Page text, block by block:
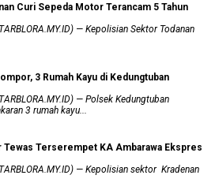
Curi Sepeda Motor Terancam 5 Tahun
— Kepolisian Sektor Todanan
3 Rumah Kayu di Kedungtuban
— Polsek Kedungtuban
3 rumah kayu...
Tewas Terserempet KA Ambarawa Ekspres
— Kepolisian sektor Kradenan